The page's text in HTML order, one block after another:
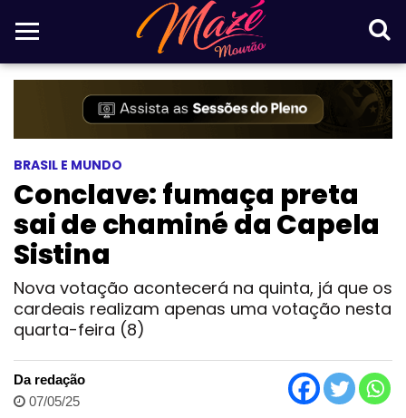
BRASIL E MUNDO
Conclave: fumaça preta
sai de chaminé da Capela
Sistina
Nova votação acontecerá na quinta, já que os
cardeais realizam apenas uma votação nesta
quarta-feira (8)
Da redação
07/05/25